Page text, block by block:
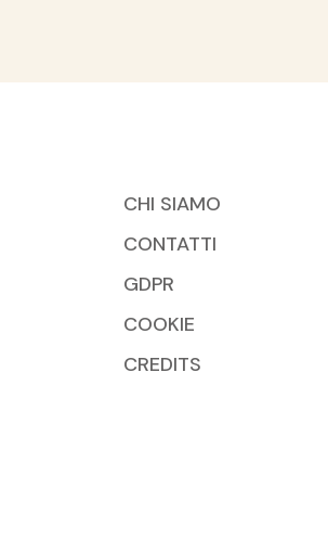
CHI SIAMO
CONTATTI
GDPR
COOKIE
CREDITS